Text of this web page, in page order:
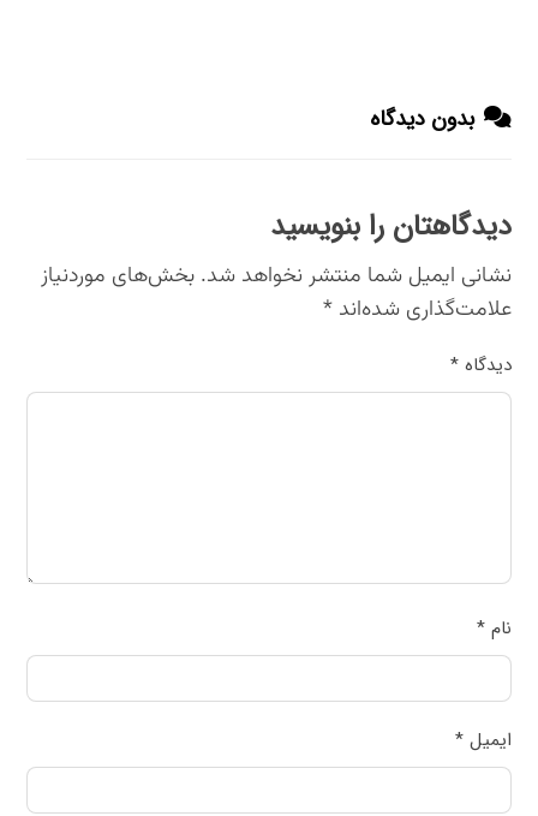
بدون دیدگاه
دیدگاهتان را بنویسید
نشانی ایمیل شما منتشر نخواهد شد. بخش‌های موردنیاز
علامت‌گذاری شده‌اند*
دیدگاه*
نام*
ایمیل*